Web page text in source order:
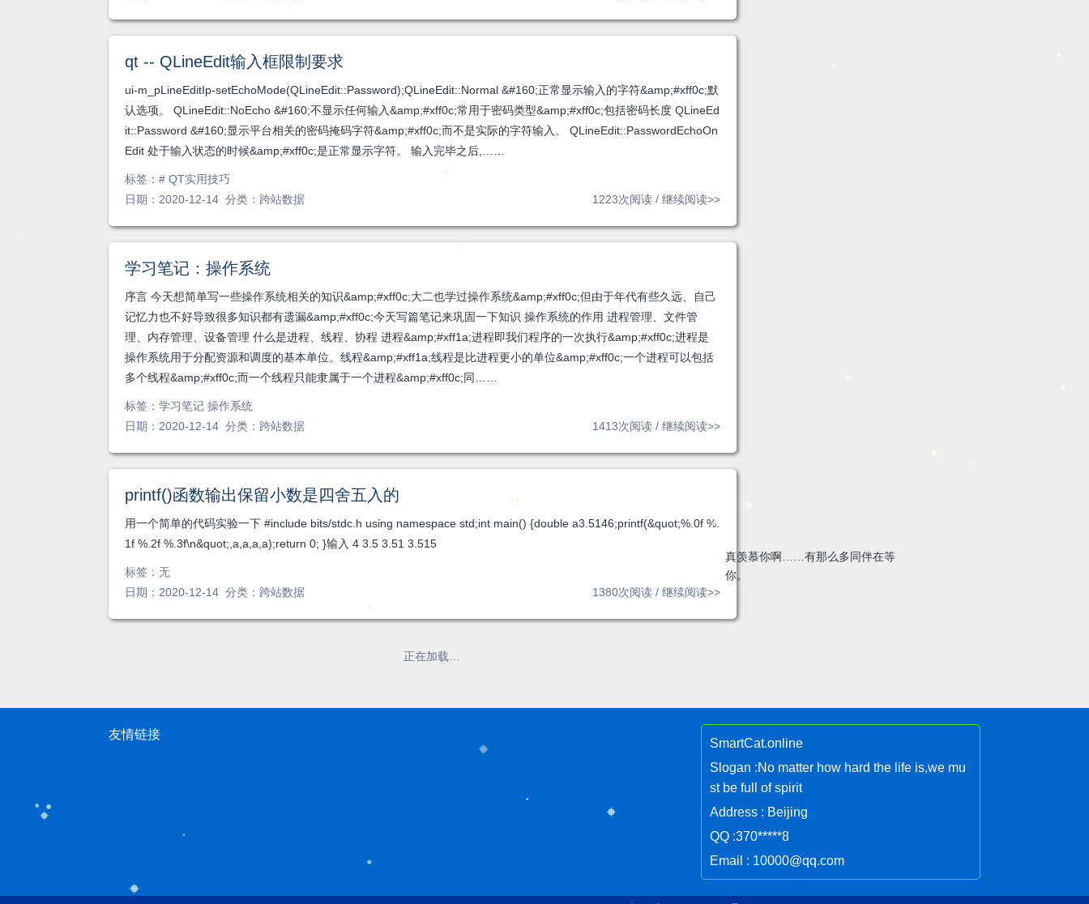
qt -- QLineEdit输入框限制要求
ui-m_pLineEditIp-setEchoMode(QLineEdit::Password);QLineEdit::Normal &#160;正常显示输入的字符&amp;#xff0c;默
认选项。 QLineEdit::NoEcho &#160;不显示任何输入&amp;#xff0c;常用于密码类型&amp;#xff0c;包括密码长度 QLineEd
it::Password &#160;显示平台相关的密码掩码字符&amp;#xff0c;而不是实际的字符输入。 QLineEdit::PasswordEchoOn
Edit 处于输入状态的时候&amp;#xff0c;是正常显示字符。 输入完毕之后,……
标签：# QT实用技巧
日期：2020-12-14 分类： 跨站数据 1223次阅读 / 继续阅读>>
学习笔记：操作系统
序言 今天想简单写一些操作系统相关的知识&amp;#xff0c;大二也学过操作系统&amp;#xff0c;但由于年代有些久远、自己
记忆力也不好导致很多知识都有遗漏&amp;#xff0c;今天写篇笔记来巩固一下知识 操作系统的作用 进程管理、文件管
理、内存管理、设备管理 什么是进程、线程、协程 进程&amp;#xff1a;进程即我们程序的一次执行&amp;#xff0c;进程是
操作系统用于分配资源和调度的基本单位。线程&amp;#xff1a;线程是比进程更小的单位&amp;#xff0c;一个进程可以包括
多个线程&amp;#xff0c;而一个线程只能隶属于一个进程&amp;#xff0c;同……
标签：学习笔记 操作系统
日期：2020-12-14 分类： 跨站数据 1413次阅读 / 继续阅读>>
printf()函数输出保留小数是四舍五入的
用一个简单的代码实验一下 #include bits/stdc.h using namespace std;int main() {double a3.5146;printf(&quot;%.0f %.
1f %.2f %.3f\n&quot;,a,a,a,a);return 0; }输入 4 3.5 3.51 3.515
标签：无
日期：2020-12-14 分类： 跨站数据 1380次阅读 / 继续阅读>>
正在加载…
友情链接
SmartCat.online
Slogan :No matter how hard the life is,we mu
st be full of spirit
Address : Beijing
QQ :370*****8
Email : 10000@qq.com
真羡慕你啊……有那么多同伴在等
你。